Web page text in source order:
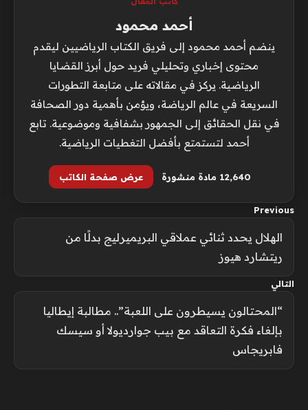
أحمد محمود
ينضم أحمد محمود إلى فريق الكتاب الرياضيين ليقدم
محتوى إخباري وتحليلي فريد حول أبرز القضايا
الرياضية. يركز في مقالاته على متابعة التطورات
السريعة في عالم الرياضة، ويؤمن بأهمية دور الصحافة
في نقل الحقائق إلى الجمهور بشفافية وموضوعية. تابع
أحمد لتستمتع بأفضل التغطيات الرياضية.
12٬640 مادة منشورة عرض صفحة الكاتب
Previous
الهلال يحدد ثنائي عملاقي البريميرليج بدلًا من
ريتشارد هيوز
التالي
“المحتالون يسيطرون على اللعبة”.. مطالبة إيطاليا
بإلغاء فكرة التعاقد مع بيب جوارديولا أو سيسك
فابريجاس